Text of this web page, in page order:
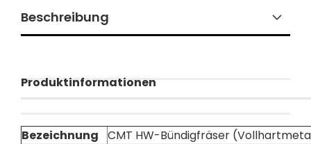
Beschreibung
Produktinformationen
Bezeichnung
CMT HW-Bündigfräser